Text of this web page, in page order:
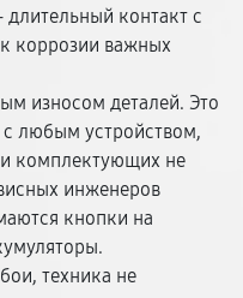
длительный контакт с
коррозии важных
износом деталей. Это
любым устройством,
и комплектующих не
инженеров
кнопки на
техника не